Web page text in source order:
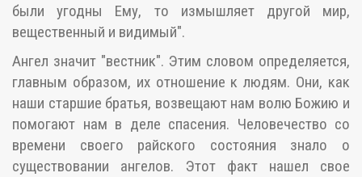
были угодны Ему, то измышляет другой мир,
вещественный и видимый".
Ангел значит "вестник". Этим словом определяется,
главным образом, их отношение к людям. Они, как
наши старшие братья, возвещают нам волю Божию и
помогают нам в деле спасения. Человечество со
времени своего райского состояния знало о
существовании ангелов. Этот факт нашел свое